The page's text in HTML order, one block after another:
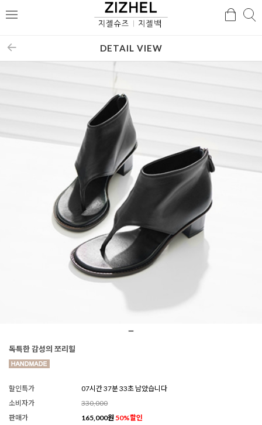
메
검
DETAIL VIEW
독특한 감성의 쪼리힐
할인특가
07시간 37분 31초 남았습니다
소비자가
330,000
판매가
165,000원 50%할인